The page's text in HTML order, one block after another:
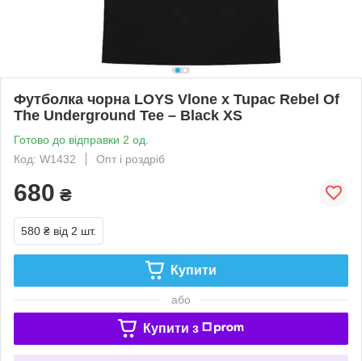
Футболка чорна LOYS Vlone x Tupac Rebel Of
The Underground Tee – Black XS
Готово до відправки 2 од.
Код: W1432
Опт і роздріб
680 ₴
580 ₴ від 2 шт.
Купити
або
Купити з